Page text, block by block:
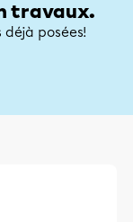
travaux.
posées!